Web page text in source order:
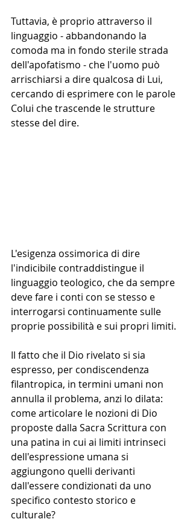
Tuttavia, è proprio attraverso il
linguaggio - abbandonando la
comoda ma in fondo sterile strada
dell'apofatismo - che l'uomo può
arrischiarsi a dire qualcosa di Lui,
cercando di esprimere con le parole
Colui che trascende le strutture
stesse del dire.
L'esigenza ossimorica di dire
l'indicibile contraddistingue il
linguaggio teologico, che da sempre
deve fare i conti con se stesso e
interrogarsi continuamente sulle
proprie possibilità e sui propri limiti.
Il fatto che il Dio rivelato si sia
espresso, per condiscendenza
filantropica, in termini umani non
annulla il problema, anzi lo dilata:
come articolare le nozioni di Dio
proposte dalla Sacra Scrittura con
una patina in cui ai limiti intrinseci
dell'espressione umana si
aggiungono quelli derivanti
dall'essere condizionati da uno
specifico contesto storico e
culturale?